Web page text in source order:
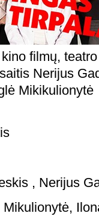
filmų,
Nerijus
, Nerijus